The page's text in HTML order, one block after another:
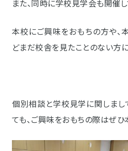
また、同時に学校見学会も開催し
本校にご興味をおもちの方や、
どまだ校舎を見たことのない方に
個別相談と学校見学に関しまし
ても、ご興味をおもちの際はぜひ